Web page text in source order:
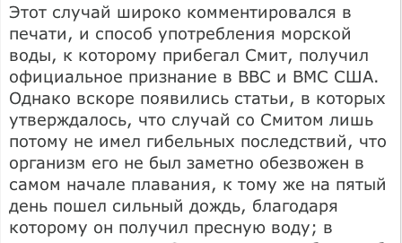
Этот случай широко комментировался в
печати, и способ употребления морской
воды, к которому прибегал Смит, получил
официальное признание в ВВС и ВМС США.
Однако вскоре появились статьи, в которых
утверждалось, что случай со Смитом лишь
потому не имел гибельных последствий, что
организм его не был заметно обезвожен в
самом начале плавания, к тому же на пятый
день пошел сильный дождь, благодаря
которому он получил пресную воду; в